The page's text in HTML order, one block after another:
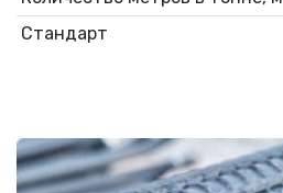
Стандарт